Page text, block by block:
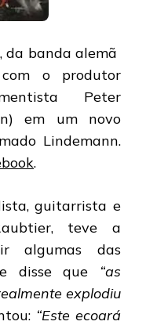
da banda alemã
o produtor
Peter
em um novo
Lindemann.
.
guitarrista e
teve a
algumas das
disse que “as
explodiu
“Este ecoará